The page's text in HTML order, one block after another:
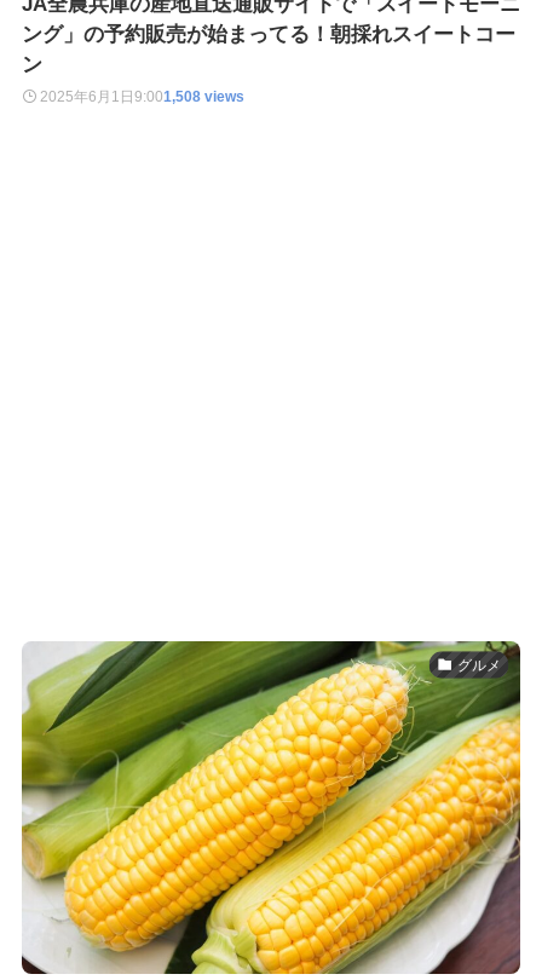
ング」の予約販売が始まってる！朝採れスイートコー
ン
2025年6月1日9:001,508 views
グルメ